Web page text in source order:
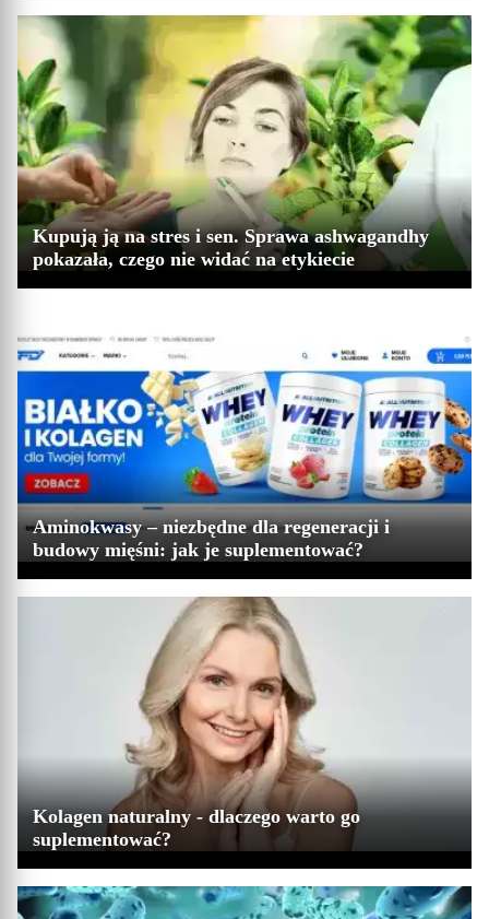
Kupują ją na stres i sen. Sprawa ashwagandhy
pokazała, czego nie widać na etykiecie
Aminokwasy – niezbędne dla regeneracji i
budowy mięśni: jak je suplementować?
Kolagen naturalny - dlaczego warto go
suplementować?